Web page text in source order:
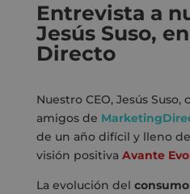
Entrevista a
Jesús Suso,
Directo
Nuestro CEO, Jesús
amigos de
de un año difícil y lleno
visión positiva Avante
La evolución del